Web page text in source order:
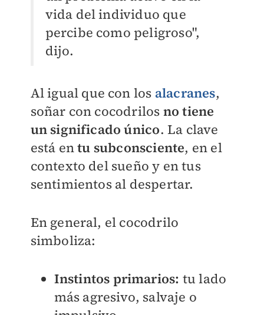
vida del individuo que
percibe como peligroso",
dijo.
Al igual que con los alacranes,
soñar con cocodrilos no tiene
un significado único. La clave
está entu subconsciente, en el
contexto del sueño y en tus
sentimientos al despertar.
En general, el cocodrilo
simboliza:
Instintos primarios: tu lado
más agresivo, salvaje o